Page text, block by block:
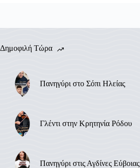
Δημοφιλή Τώρα
Πανηγύρι στο Σόπι Ηλείας
Γλέντι στην Κρητηνία Ρόδου
Πανηγύρι στις Αγδίνες Εύβοιας